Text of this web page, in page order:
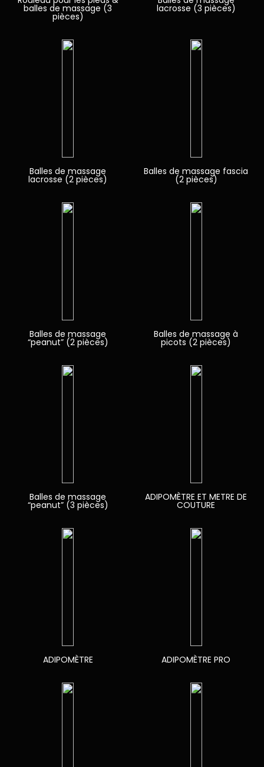
balles de massage (3
pièces)
lacrosse (3 pièces)
Balles de massage
lacrosse (2 pièces)
Balles de massage fascia
(2 pièces)
Balles de massage
“peanut” (2 pièces)
Balles de massage à
picots (2 pièces)
Balles de massage
“peanut” (3 pièces)
ADIPOMÈTRE ET METRE DE
COUTURE
ADIPOMÈTRE ADIPOMÈTRE PRO